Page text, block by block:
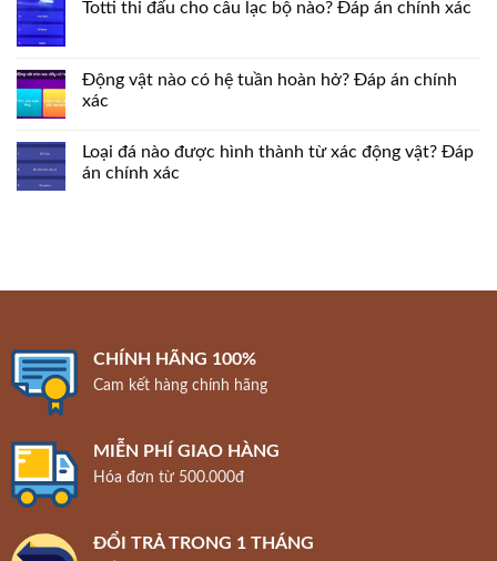
Totti thi đấu cho câu lạc bộ nào? Đáp án chính xác
Động vật nào có hệ tuần hoàn hở? Đáp án chính
xác
Loại đá nào được hình thành từ xác động vật? Đáp
án chính xác
CHÍNH HÃNG 100%
Cam kết hàng chính hãng
MIỄN PHÍ GIAO HÀNG
Hóa đơn từ 500.000đ
ĐỔI TRẢ TRONG 1 THÁNG